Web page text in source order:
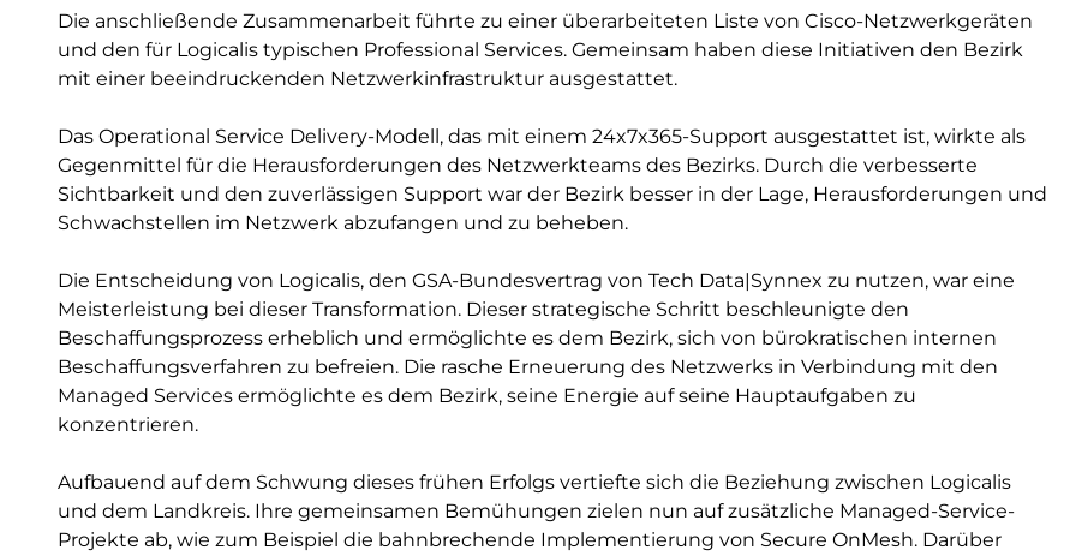
Die anschließende Zusammenarbeit führte zu einer überarbeiteten Liste von Cisco-Netzwerkgeräten
und den für Logicalis typischen Professional Services. Gemeinsam haben diese Initiativen den Bezirk
mit einer beeindruckenden Netzwerkinfrastruktur ausgestattet.
Das Operational Service Delivery-Modell, das mit einem 24x7x365-Support ausgestattet ist, wirkte als
Gegenmittel für die Herausforderungen des Netzwerkteams des Bezirks. Durch die verbesserte
Sichtbarkeit und den zuverlässigen Support war der Bezirk besser in der Lage, Herausforderungen und
Schwachstellen im Netzwerk abzufangen und zu beheben.
Die Entscheidung von Logicalis, den GSA-Bundesvertrag von Tech Data|Synnex zu nutzen, war eine
Meisterleistung bei dieser Transformation. Dieser strategische Schritt beschleunigte den
Beschaffungsprozess erheblich und ermöglichte es dem Bezirk, sich von bürokratischen internen
Beschaffungsverfahren zu befreien. Die rasche Erneuerung des Netzwerks in Verbindung mit den
Managed Services ermöglichte es dem Bezirk, seine Energie auf seine Hauptaufgaben zu
konzentrieren.
Aufbauend auf dem Schwung dieses frühen Erfolgs vertiefte sich die Beziehung zwischen Logicalis
und dem Landkreis. Ihre gemeinsamen Bemühungen zielen nun auf zusätzliche Managed-Service-
Projekte ab, wie zum Beispiel die bahnbrechende Implementierung von Secure OnMesh. Darüber